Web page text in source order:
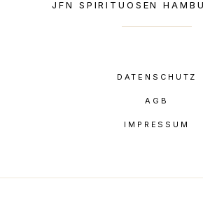
JFN SPIRITUOSEN
DATENSCHUTZ
AGB
IMPRESSUM